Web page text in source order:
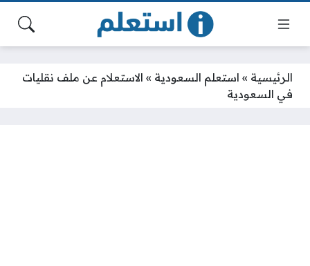
الرئيسية » استعلم السعودية » الاستعلام عن ملف نقليات
في السعودية